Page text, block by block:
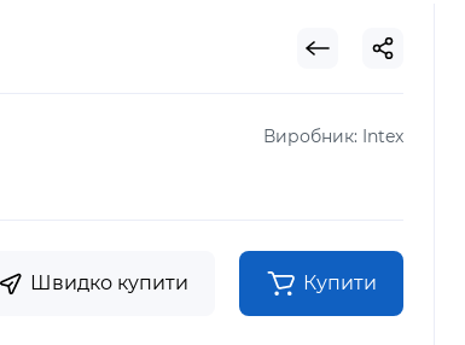
Виробник: Intex
Швидко купити Купити